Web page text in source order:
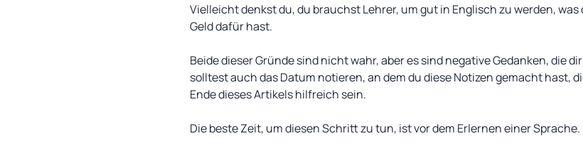
Vielleicht denkst du, du brauchst Lehrer, um gut in Englisch zu werden,
Geld dafür hast.
Beide dieser Gründe sind nicht wahr, aber es sind negative Gedanken, die
solltest auch das Datum notieren, an dem du diese Notizen gemacht hast,
Ende dieses Artikels hilfreich sein.
Die beste Zeit, um diesen Schritt zu tun, ist vor dem Erlernen einer